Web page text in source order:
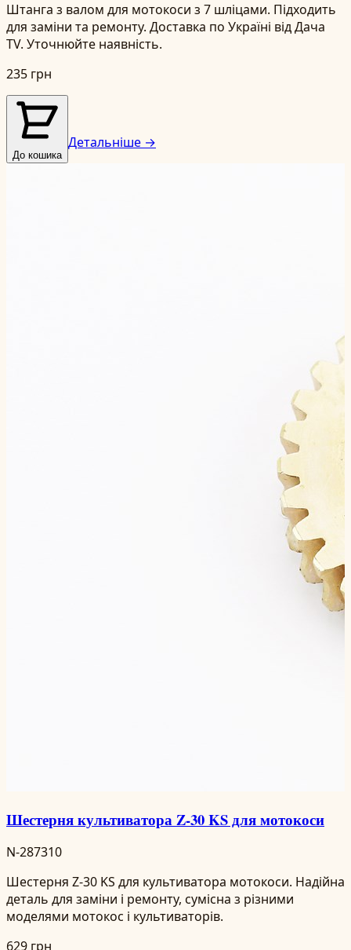
Штанга з валом для мотокоси з 7 шліцами. Підходить
для заміни та ремонту. Доставка по Україні від Дача
TV. Уточнюйте наявність.
235 грн
До кошика
Детальніше →
Шестерня культиватора Z-30 KS для мотокоси
N-287310
Шестерня Z-30 KS для культиватора мотокоси. Надійна
деталь для заміни і ремонту, сумісна з різними
моделями мотокос і культиваторів.
629 грн